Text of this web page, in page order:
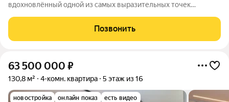
вдохновлённый одной из самых выразительных точек
Возничего. В астрономии этот объект символизирует порядок,
точность и уверенность в движении. В
Позвонить
63 500 000 ₽
130,8 м² 4-комн. квартира 5 этаж из 16
новостройка онлайн показ есть видео